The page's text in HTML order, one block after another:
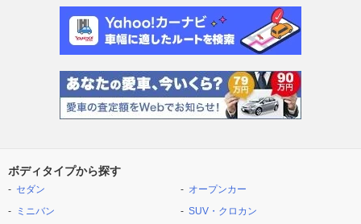
ボディタイプから探す
セダン
ミニバン
オープンカー
SUV・クロカン